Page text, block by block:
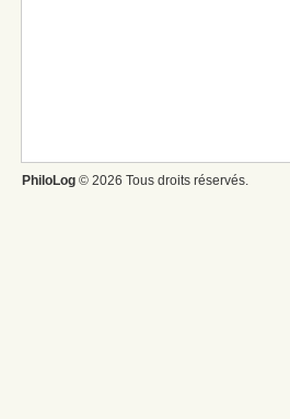
PhiloLog © 2026 Tous droits réservés.